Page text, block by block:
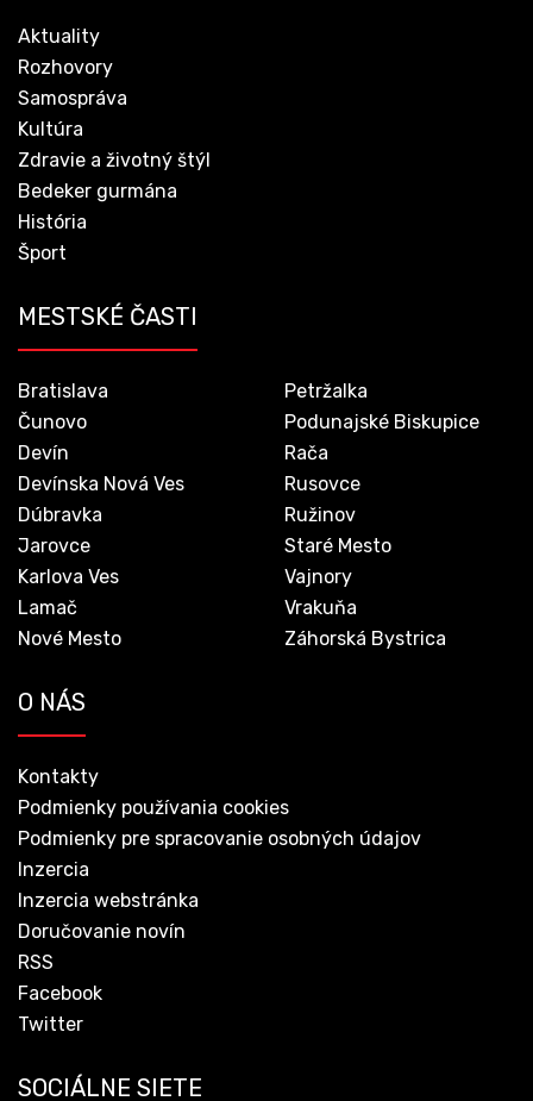
Aktuality
Rozhovory
Samospráva
Kultúra
Zdravie a životný štýl
Bedeker gurmána
História
Šport
MESTSKÉ ČASTI
Bratislava
Čunovo
Devín
Devínska Nová Ves
Dúbravka
Jarovce
Karlova Ves
Lamač
Nové Mesto
Petržalka
Podunajské Biskupice
Rača
Rusovce
Ružinov
Staré Mesto
Vajnory
Vrakuňa
Záhorská Bystrica
O NÁS
Kontakty
Podmienky používania cookies
Podmienky pre spracovanie osobných údajov
Inzercia
Inzercia webstránka
Doručovanie novín
RSS
Facebook
Twitter
SOCIÁLNE SIETE